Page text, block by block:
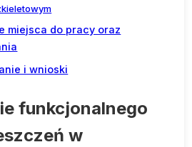
miejsca do pracy oraz
i wnioski
funkcjonalnego
w